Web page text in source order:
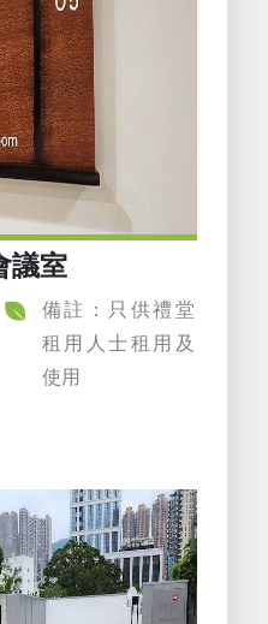
議室
備註：只供禮堂
租用人士租用及
使用